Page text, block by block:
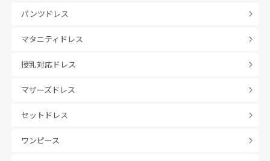
パンツドレス
マタニティドレス
授乳対応ドレス
マザーズドレス
セットドレス
ワンピース